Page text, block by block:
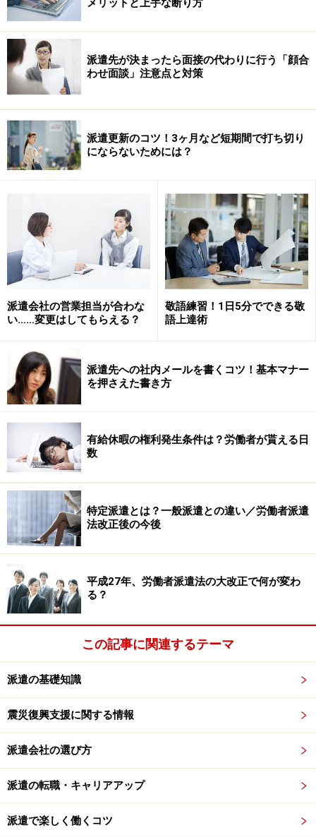
それでも、（遅れそうなときは電話連絡くらいしたほう
がいいんじゃないかな）と思いながら仕事を始めたナツ
キさん。２時間たってもコノミさんが来ないので、心配
していたところ、後ろに座っている、コノミさんの上司
とその部下が話しているのが聞こえました。
どうやら、部下のところに、コノミさんからメールが送
られてきたようで、それを読み上げているようです。
『先週の土曜日に親知らずがはれて、急遽入院して手術
を行いました。すみませんが、今日は休みます。』
上司とその部下はもちろん、ナツキさんもあまりの驚き
に目が点になってしまいました。
「こういうときって電話くらいするよな…。しかも、メ
ールなのに会社が始まってから2時間経って送ってる
よ…。」
と上司。
うなずく部下。「今日は、結構頼みたい仕事あったんだ
けどなぁ…。しょうがない、明日頼むけど、期限までに
終わるかなぁ。」
ナツキさんは心の中でつぶやきました。（当日欠勤する
ときは、大変でも、メールじゃなくて電話したほうがい
いと思うし、会社だけじゃなくてちゃんと派遣会社にも
連絡しているのか、人の事とはいえ心配になるなぁ。）
いやな空気の流れた月曜の午前中でしたが、コノミさん
は翌日、どうしたのでしょうか。続きは
※記事内容は執筆時点のものです。最新の内容をご確認くださ
1/3 次のページへ
派遣先が決まったら面接の代わりに行う「顔合
わせ面談」注意点と対策
派遣更新のコツ！3ヶ月など短期間で打ち切り
にならないためには？
派遣会社の営業担当が合わな
い……変更はしてもらえる？
敬語練習！1日5分でできる敬
語上達術
派遣先への社内メールを書くコツ！基本マナー
を押さえた書き方
有給休暇の権利発生条件は？労働者が貰える日
数
特定派遣とは？一般派遣との違い／労働者派遣
法改正後の今後
平成27年、労働者派遣法の大改正で何が変わ
る？
この記事に関連するテーマ
派遣の基礎知識
震災復興支援に関する情報
派遣会社の選び方
派遣の転職・キャリアアップ
派遣で楽しく働くコツ